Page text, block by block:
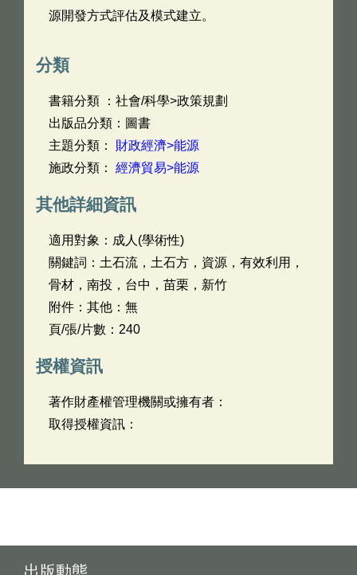
源開發方式評估及模式建立。
分類
書籍分類 ：社會/科學>政策規劃
出版品分類：圖書
主題分類： 財政經濟>能源
施政分類： 經濟貿易>能源
其他詳細資訊
適用對象：成人(學術性)
關鍵詞：土石流，土石方，資源，有效利用，
骨材，南投，台中，苗栗，新竹
附件：其他：無
頁/張/片數：240
授權資訊
著作財產權管理機關或擁有者：
取得授權資訊：
出版動態